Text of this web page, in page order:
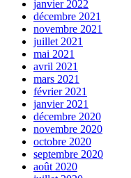
janvier 2022
décembre 2021
novembre 2021
juillet 2021
mai 2021
avril 2021
mars 2021
février 2021
janvier 2021
décembre 2020
novembre 2020
octobre 2020
septembre 2020
août 2020